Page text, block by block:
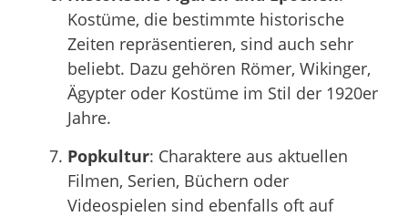
Kostüme, die bestimmte historische
Zeiten repräsentieren, sind auch sehr
beliebt. Dazu gehören Römer, Wikinger,
Ägypter oder Kostüme im Stil der 1920er
Jahre.
Popkultur: Charaktere aus aktuellen
Filmen, Serien, Büchern oder
Videospielen sind ebenfalls oft auf